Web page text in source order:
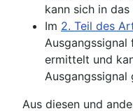
kann sich in
Im 2. Teil des
ermittelt und
Aus diesen und